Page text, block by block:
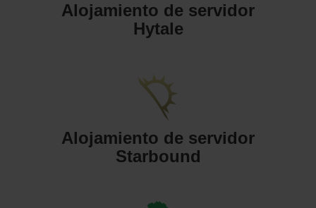
Alojamiento de servidor
Hytale
Alojamiento de servidor
Starbound